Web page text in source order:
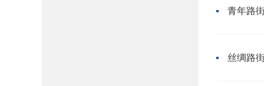
青年路
丝绸路